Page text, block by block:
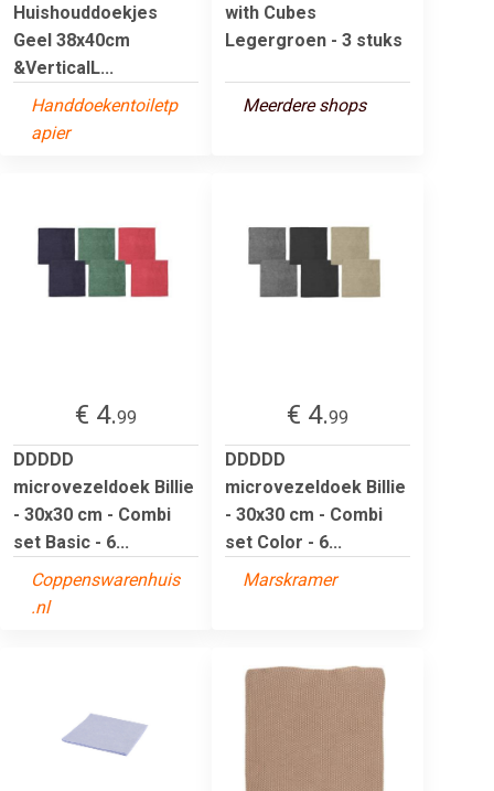
Huishouddoekjes
Geel 38x40cm
&VerticalL...
Handdoekentoiletp
apier
with Cubes
Legergroen - 3 stuks
Meerdere shops
€ 4.99
DDDDD
microvezeldoek Billie
- 30x30 cm - Combi
set Basic - 6...
Coppenswarenhuis
.nl
€ 4.99
DDDDD
microvezeldoek Billie
- 30x30 cm - Combi
set Color - 6...
Marskramer